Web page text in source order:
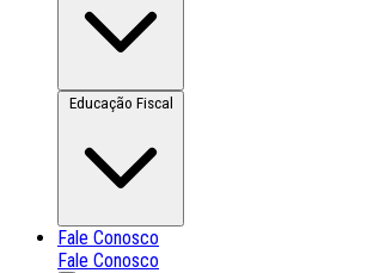
Educação Fiscal
Fale Conosco
Fale Conosco